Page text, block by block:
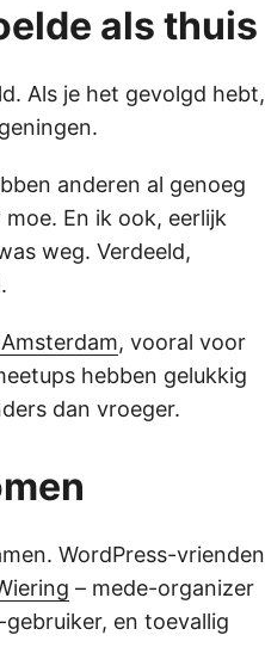
als thuis
Als je het gevolgd hebt,
anderen al genoeg
En ik ook, eerlijk
weg. Verdeeld,
, vooral voor
hebben gelukkig
dan vroeger.
WordPress-vrienden
– mede-organizer
en toevallig